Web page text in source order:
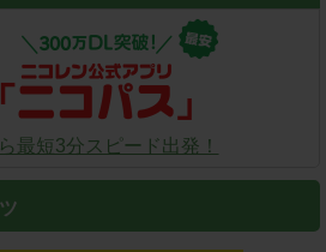
最短3分スピード出発！